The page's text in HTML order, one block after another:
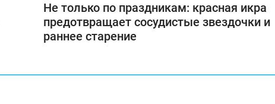
Не только по праздникам: красная икра
предотвращает сосудистые звездочки и
раннее старение